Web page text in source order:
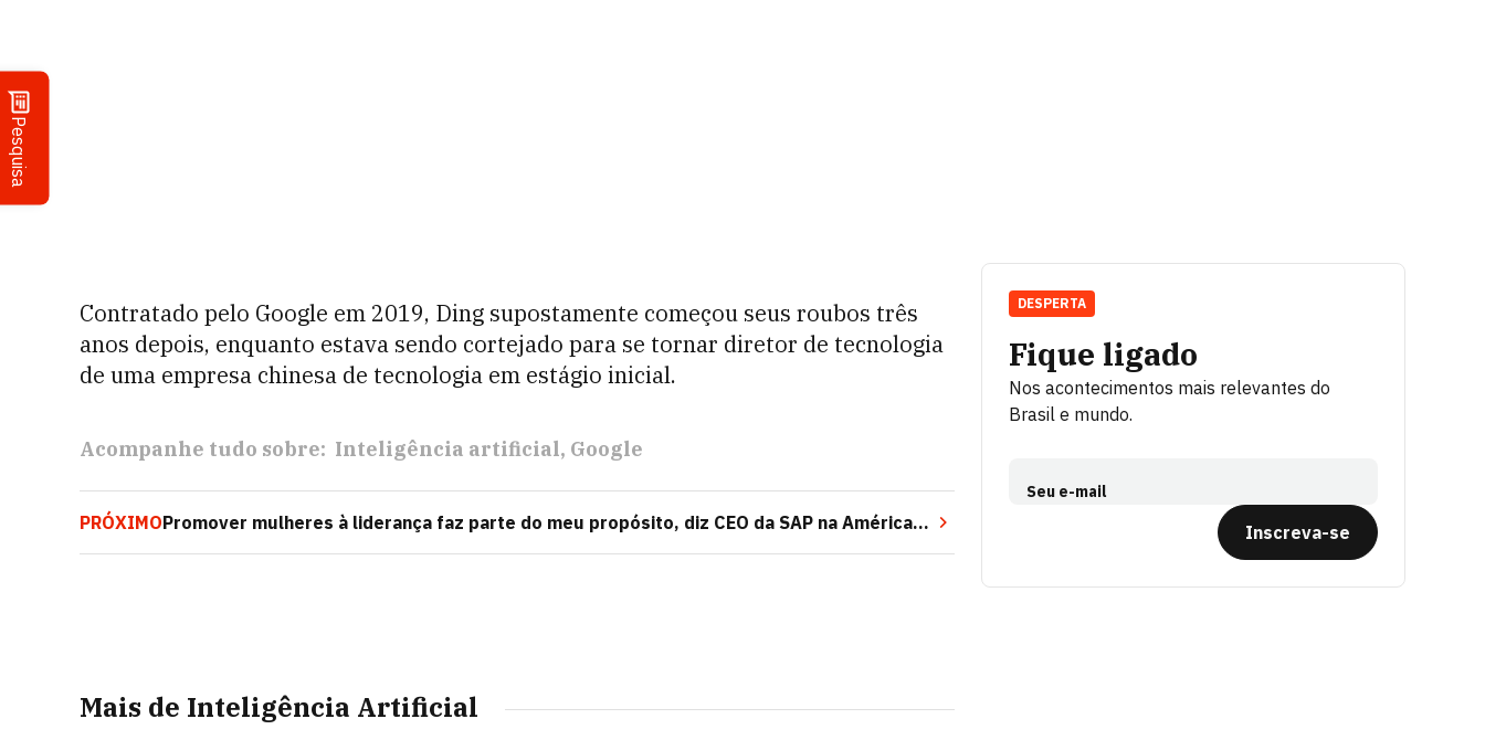
Pesquisa
Contratado pelo Google em 2019, Ding supostamente começou seus roubos três
anos depois, enquanto estava sendo cortejado para se tornar diretor de tecnologia
de uma empresa chinesa de tecnologia em estágio inicial.
Acompanhe tudo sobre: Inteligência artificial Google
PRÓXIMOPromover mulheres à liderança faz parte do meu propósito, diz CEO da SAP na América
Latina e Caribe
Mais de Inteligência Artificial
Fique ligado
Nos acontecimentos mais relevantes do
Brasil e mundo.
Seu e-mail
Inscreva-se
DESPERTA